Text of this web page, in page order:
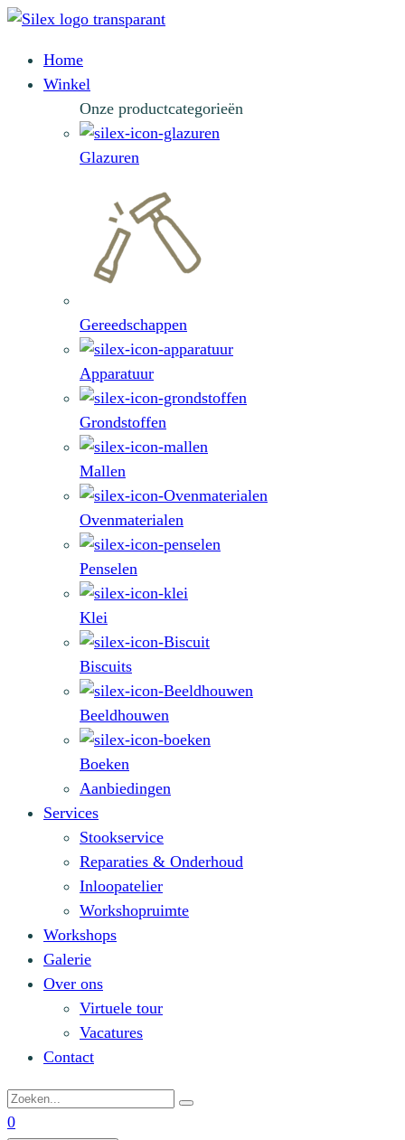
Home
Winkel
Onze productcategorieën
Glazuren
Gereedschappen
Apparatuur
Grondstoffen
Mallen
Ovenmaterialen
Penselen
Klei
Biscuits
Beeldhouwen
Boeken
Aanbiedingen
Services
Stookservice
Reparaties & Onderhoud
Inloopatelier
Workshopruimte
Workshops
Galerie
Over ons
Virtuele tour
Vacatures
Contact
0